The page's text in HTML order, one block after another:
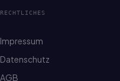
RECHTLICHES
Impressum
Datenschutz
AGB